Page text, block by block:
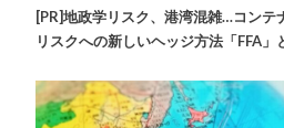
[PR]地政学リスク、港湾混雑…コンテ
リスクへの新しいヘッジ方法「FFA」